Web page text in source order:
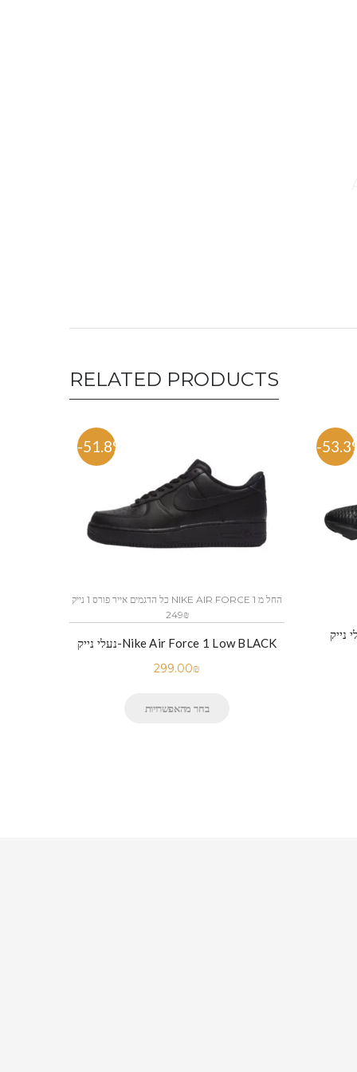
RELATED PRODUCTS
-51.8%
כל הדגמים אייר פורס 1 נייק NIKE AIR FORCE 1 החל מ
249₪
נעלי נייק-Nike Air Force 1 Low BLACK
299.00₪
בחר מהאפשרויות
-53.3%